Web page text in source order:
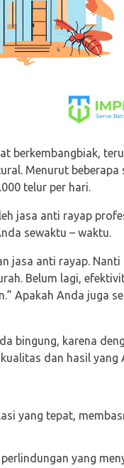
berkembangbiak,
Menurut
telur per hari.
jasa anti rayap
sewaktu – waktu.
jasa anti rayap.
Belum lagi,
Apakah Anda juga
bingung, karena
dan hasil yang
yang tepat,
yang